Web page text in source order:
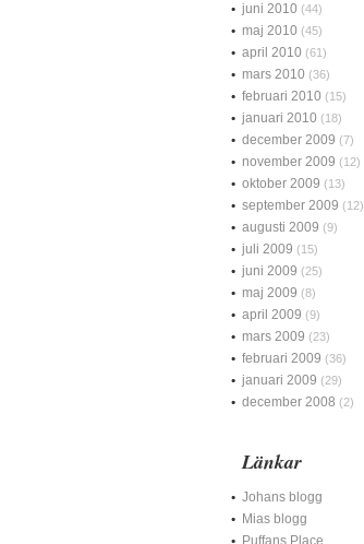
juni 2010 (44)
maj 2010 (45)
april 2010 (61)
mars 2010 (36)
februari 2010 (15)
januari 2010 (18)
december 2009 (7)
november 2009 (12)
oktober 2009 (13)
september 2009 (12)
augusti 2009 (9)
juli 2009 (15)
juni 2009 (25)
maj 2009 (8)
april 2009 (9)
mars 2009 (23)
februari 2009 (36)
januari 2009 (29)
december 2008 (2)
Länkar
Johans blogg
Mias blogg
Puffans Place